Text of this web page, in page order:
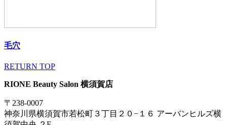
毛穴
RETURN TOP
RIONE Beauty Salon 横須賀店
〒238-0007
神奈川県横須賀市若松町３丁目２０−１６ アーバンヒルズ横